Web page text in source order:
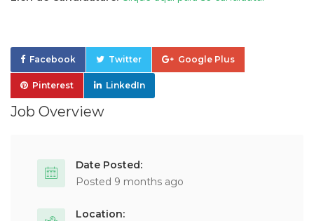
Facebook Twitter Google Plus
Pinterest LinkedIn
Job Overview
Date Posted:
Posted 9 months ago
Location: